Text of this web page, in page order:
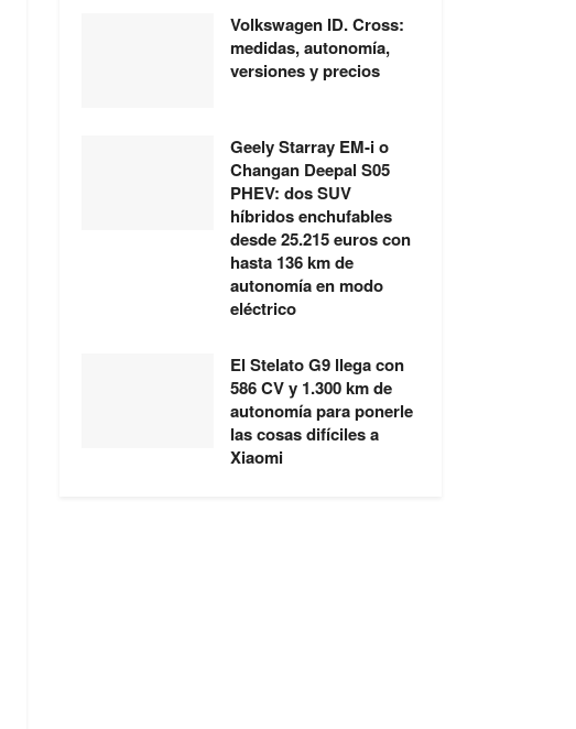
Volkswagen ID. Cross:
medidas, autonomía,
versiones y precios
Geely Starray EM-i o
Changan Deepal S05
PHEV: dos SUV
híbridos enchufables
desde 25.215 euros con
hasta 136 km de
autonomía en modo
eléctrico
El Stelato G9 llega con
586 CV y 1.300 km de
autonomía para ponerle
las cosas difíciles a
Xiaomi